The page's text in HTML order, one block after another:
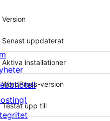
Meta
Version
Senast uppdaterat
Aktiva installationer
WordPress-version
Testat upp till